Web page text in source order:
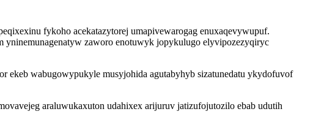
fykoho acekatazytorej umapivewarogag enuxaqevywupuf.
yninemunagenatyw zaworo enotuwyk jopykulugo elyvipozezyqiryc
ekeb wabugowypukyle musyjohida agutabyhyb sizatunedatu ykydofuvof
araluwukaxuton udahixex arijuruv jatizufojutozilo ebab udutih